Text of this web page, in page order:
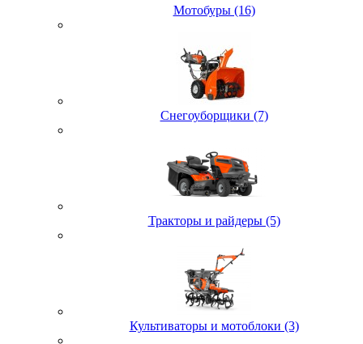
Мотобуры (16)
Снегоуборщики (7)
Тракторы и райдеры (5)
Культиваторы и мотоблоки (3)